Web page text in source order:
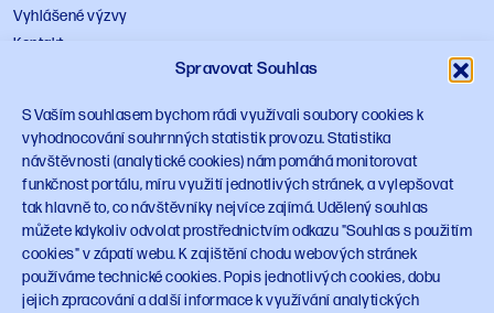
Spravovat Souhlas
S Vaším souhlasem bychom rádi využívali soubory cookies k
vyhodnocování souhrnných statistik provozu. Statistika
návštěvnosti (analytické cookies) nám pomáhá monitorovat
funkčnost portálu, míru využití jednotlivých stránek, a vylepšovat
tak hlavně to, co návštěvníky nejvíce zajímá. Udělený souhlas
můžete kdykoliv odvolat prostřednictvím odkazu "Souhlas s použitím
cookies" v zápatí webu. K zajištění chodu webových stránek
používáme technické cookies. Popis jednotlivých cookies, dobu
jejich zpracování a další informace k využívání analytických
Vyhlášené výzvy
Kontakt
Zpracování osobních údajů
Souhlas s použitím cookies
Odkazy
mpo.gov.cz
vlada.gov.cz
Design manuál